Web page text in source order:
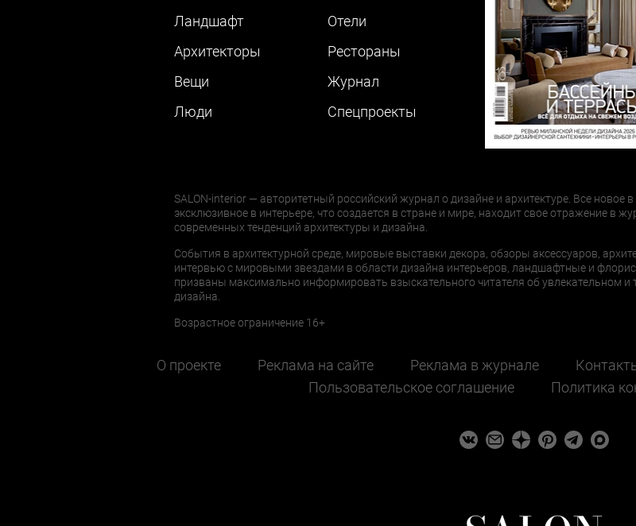
Ландшафт
Архитекторы
Вещи
Люди
Отели
Рестораны
Журнал
Cпецпроекты
SALON-interior — авторитетный российский журнал о дизайне и архитектуре. Все новое в
эксклюзивное в интерьере, что создается в стране и мире, находит свое отражение в
современных тенденций архитектуры и дизайна.
События в архитектурной среде, мировые выставки декора, обзоры аксессуаров,
интервью с мировыми звездами в области дизайна интерьеров, ландшафтные и
призваны максимально информировать взыскательного читателя об увлекательном и
дизайна.
Возрастное ограничение 16+
О проекте Реклама на сайте Реклама в журнале
Пользовательское соглашение
Политика